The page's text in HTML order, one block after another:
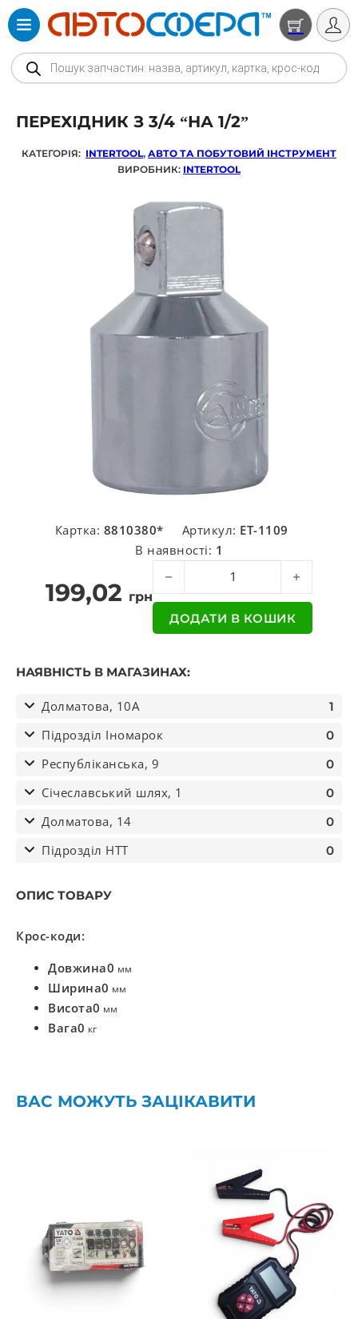
Products search
ПЕРЕХІДНИК З 3/4 “НА 1/2”
КАТЕГОРІЯ: INTERTOOL, АВТО ТА ПОБУТОВИЙ ІНСТРУМЕНТ
ВИРОБНИК: INTERTOOL
Картка: 8810380* Артикул: ET-1109
В наявності: 1
199,02 грн
Перехідник з 3/4 "на 1/2" кількість
ДОДАТИ В КОШИК
НАЯВНІСТЬ В МАГАЗИНАХ:
Долматова, 10А 1
Підрозділ Іномарок 0
Республіканська, 9 0
Січеславський шлях, 1 0
Долматова, 14 0
Підрозділ НТТ 0
ОПИС ТОВАРУ
Крос-коди:
Довжина0 мм
Ширина0 мм
Висота0 мм
Вага0 кг
ВАС МОЖУТЬ ЗАЦІКАВИТИ